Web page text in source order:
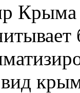
Крыма